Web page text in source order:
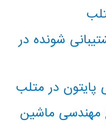
شونده در
پایتون در متلب
مهندسی ماشین